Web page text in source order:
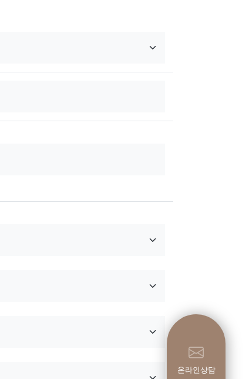
온라인상담